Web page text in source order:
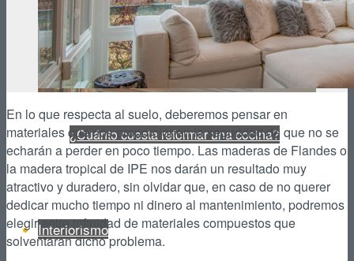
¿Cuánto cuesta Reformar un Baño?
¿Cuánto cuesta reformar una cocina?
Interiorismo
En lo que respecta al suelo, deberemos pensar en
materiales que nos proporcionen la seguridad de que no se
echarán a perder en poco tiempo. Las maderas de Flandes o
la madera tropical de IPE nos darán un resultado muy
atractivo y duradero, sin olvidar que, en caso de no querer
dedicar mucho tiempo ni dinero al mantenimiento, podremos
elegir entre infinidad de materiales compuestos que
solventarán dicho problema.